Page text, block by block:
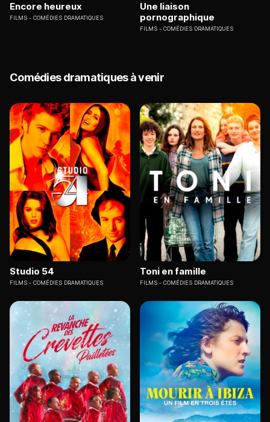
Encore heureux
FILMS COMÉDIES DRAMATIQUES
Une liaison
pornographique
FILMS COMÉDIES DRAMATIQUES
Comédies dramatiques à venir
Studio 54
FILMS COMÉDIES DRAMATIQUES
Toni en famille
FILMS COMÉDIES DRAMATIQUES